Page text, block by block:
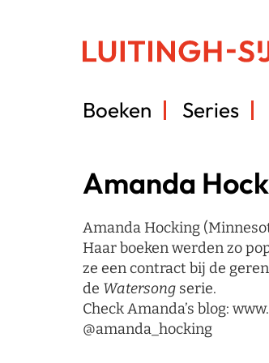
Boeken Series
Amanda
Amanda Hocking
Haar boeken werden zo
ze een contract bij de
de Watersong serie.
Check Amanda’s blog:
@amanda_hocking